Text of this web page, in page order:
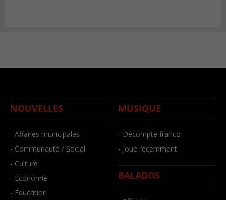
NOUVELLES
- Affaires municipales
- Communauté / Social
- Culture
- Économie
- Éducation
MUSIQUE
- Décompte franco
- Joué récemment
BALADOS